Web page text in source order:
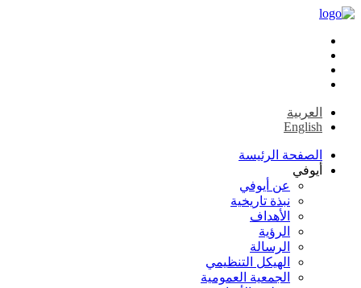
العربية
English
الصفحة الرئيسة
أيوفي
عن أيوفي
نبذة تاريخية
الأهداف
الرؤية
الرسالة
الهيكل التنظيمي
الجمعية العمومية